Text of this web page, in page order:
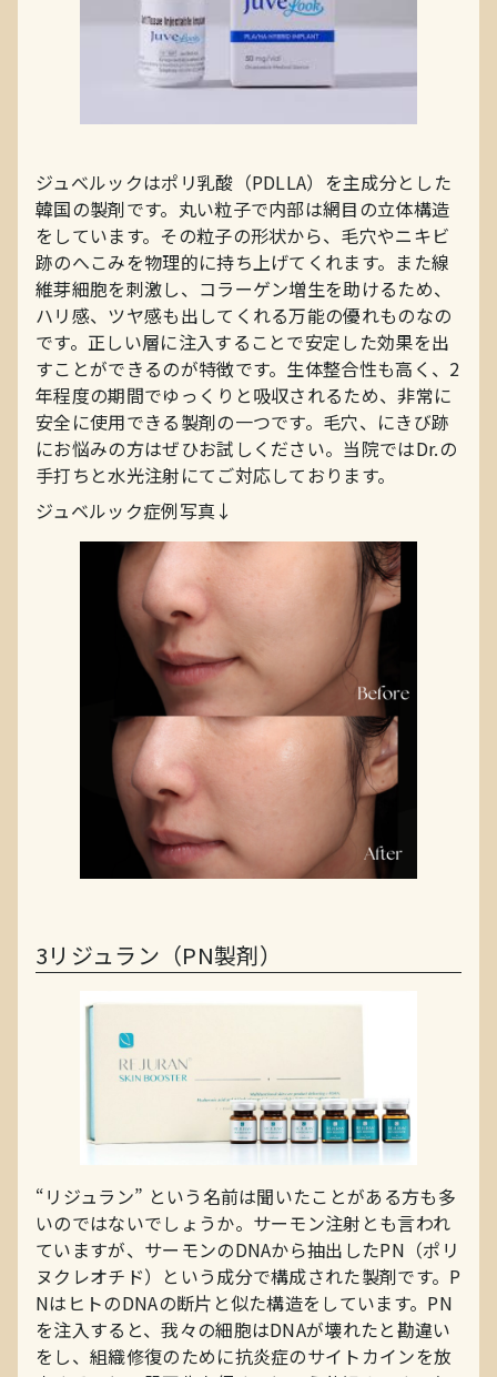
ジュべルックはポリ乳酸（PDLLA）を主成分とした
韓国の製剤です。丸い粒子で内部は網目の立体構造
をしています。その粒子の形状から、毛穴やニキビ
跡のへこみを物理的に持ち上げてくれます。また線
維芽細胞を刺激し、コラーゲン増生を助けるため、
ハリ感、ツヤ感も出してくれる万能の優れものなの
です。正しい層に注入することで安定した効果を出
すことができるのが特徴です。生体整合性も高く、2
年程度の期間でゆっくりと吸収されるため、非常に
安全に使用できる製剤の一つです。毛穴、にきび跡
にお悩みの方はぜひお試しください。当院ではDr.の
手打ちと水光注射にてご対応しております。
ジュベルック症例写真↓
3リジュラン（PN製剤）
“リジュラン” という名前は聞いたことがある方も多
いのではないでしょうか。サーモン注射とも言われ
ていますが、サーモンのDNAから抽出したPN（ポリ
ヌクレオチド）という成分で構成された製剤です。P
NはヒトのDNAの断片と似た構造をしています。PN
を注入すると、我々の細胞はDNAが壊れたと勘違い
をし、組織修復のために抗炎症のサイトカインを放